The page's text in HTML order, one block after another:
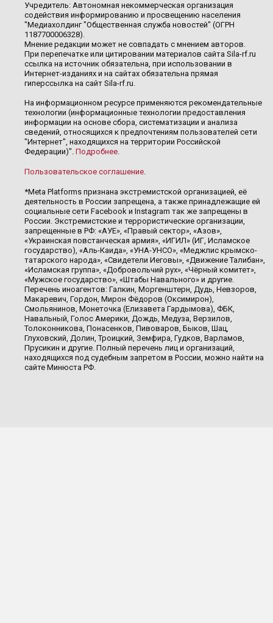
Учредитель: Автономная некоммерческая организация
содействия информированию и просвещению населения
"Медиахолдинг "Общественная служба новостей" (ОГРН
1187700006328).
Мнение редакции может не совпадать с мнением авторов.
При перепечатке или цитировании материалов сайта Sila-rf.ru
ссылка на источник обязательна, при использовании в
Интернет-изданиях и на сайтах обязательна прямая
гиперссылка на сайт Sila-rf.ru.
На информационном ресурсе применяются рекомендательные
технологии (информационные технологии предоставления
информации на основе сбора, систематизации и анализа
сведений, относящихся к предпочтениям пользователей сети
"Интернет", находящихся на территории Российской
Федерации)". Подробнее.
Пользовательское соглашение.
*Meta Platforms признана экстремистской организацией, её
деятельность в России запрещена, а также принадлежащие ей
социальные сети Facebook и Instagram так же запрещены в
России. Экстремистские и террористические организации,
запрещенные в РФ: «АУЕ», «Правый сектор», «Азов»,
«Украинская повстанческая армия», «ИГИЛ» (ИГ, Исламское
государство), «Аль-Каида», «УНА-УНСО», «Меджлис крымско-
татарского народа», «Свидетели Иеговы», «Движение Талибан»,
«Исламская группа», «Добровольчий рух», «Чёрный комитет»,
«Мужское государство», «Штабы Навального» и другие.
Перечень иноагентов: Галкин, Моргенштерн, Дудь, Невзоров,
Макаревич, Гордон, Мирон Фёдоров (Оксимирон),
Смольянинов, Монеточка (Елизавета Гардымова), ФБК,
Навальный, Голос Америки, Дождь, Медуза, Верзилов,
Толоконникова, Понасенков, Пивоваров, Быков, Шац,
Глуховский, Долин, Троицкий, Земфира, Гудков, Варламов,
Прусикин и другие. Полный перечень лиц и организаций,
находящихся под судебным запретом в России, можно найти на
сайте Минюста РФ.